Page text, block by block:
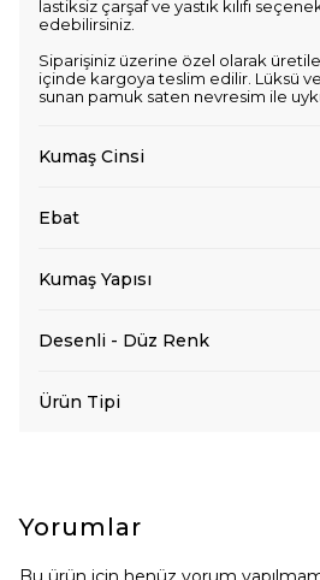
lastiksiz çarşaf ve yastık kılıfı
edebilirsiniz.
Siparişiniz üzerine özel olarak
içinde kargoya teslim edilir. Lüksü
sunan pamuk saten nevresim ile
Kumaş Cinsi
Ebat
Kumaş Yapısı
Desenli - Düz Renk
Ürün Tipi
Yorumlar